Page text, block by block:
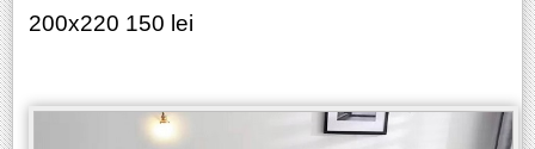
200x220 150 lei